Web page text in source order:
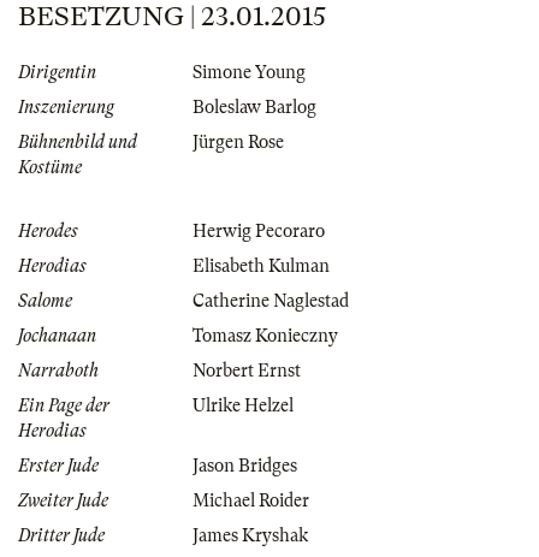
BESETZUNG | 23.01.2015
Dirigentin
Simone Young
Inszenierung
Boleslaw Barlog
Bühnenbild und
Kostüme
Jürgen Rose
Herodes
Herwig Pecoraro
Herodias
Elisabeth Kulman
Salome
Catherine Naglestad
Jochanaan
Tomasz Konieczny
Narraboth
Norbert Ernst
Ein Page der
Herodias
Ulrike Helzel
Erster Jude
Jason Bridges
Zweiter Jude
Michael Roider
Dritter Jude
James Kryshak